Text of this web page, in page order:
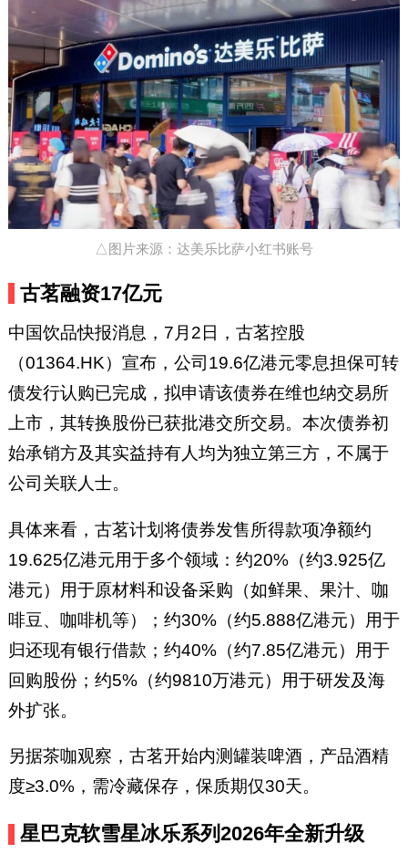
△图片来源：达美乐比萨小红书账号
古茗融资17亿元
中国饮品快报消息，7月2日，古茗控股
（01364.HK）宣布，公司19.6亿港元零息担保可转
债发行认购已完成，拟申请该债券在维也纳交易所
上市，其转换股份已获批港交所交易。本次债券初
始承销方及其实益持有人均为独立第三方，不属于
公司关联人士。
具体来看，古茗计划将债券发售所得款项净额约
19.625亿港元用于多个领域：约20%（约3.925亿
港元）用于原材料和设备采购（如鲜果、果汁、咖
啡豆、咖啡机等）；约30%（约5.888亿港元）用于
归还现有银行借款；约40%（约7.85亿港元）用于
回购股份；约5%（约9810万港元）用于研发及海
外扩张。
另据茶咖观察，古茗开始内测罐装啤酒，产品酒精
度≥3.0%，需冷藏保存，保质期仅30天。
星巴克软雪星冰乐系列2026年全新升级